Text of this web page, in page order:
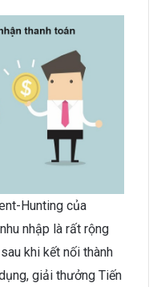
Hunting của
nhập là rất rộng
khi kết nối thành
giải thưởng Tiến